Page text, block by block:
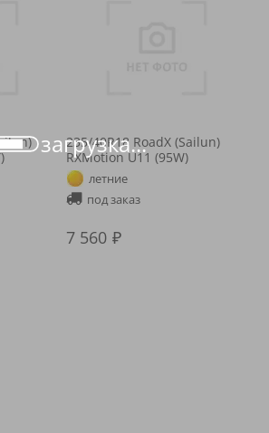
загрузка...
235/40R18 RoadX (Sailun)
RXMotion U11 (95W)
летние
под заказ
7 560